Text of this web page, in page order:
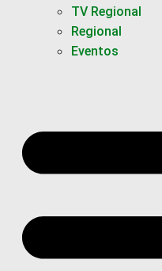
TV Regional
Regional
Eventos